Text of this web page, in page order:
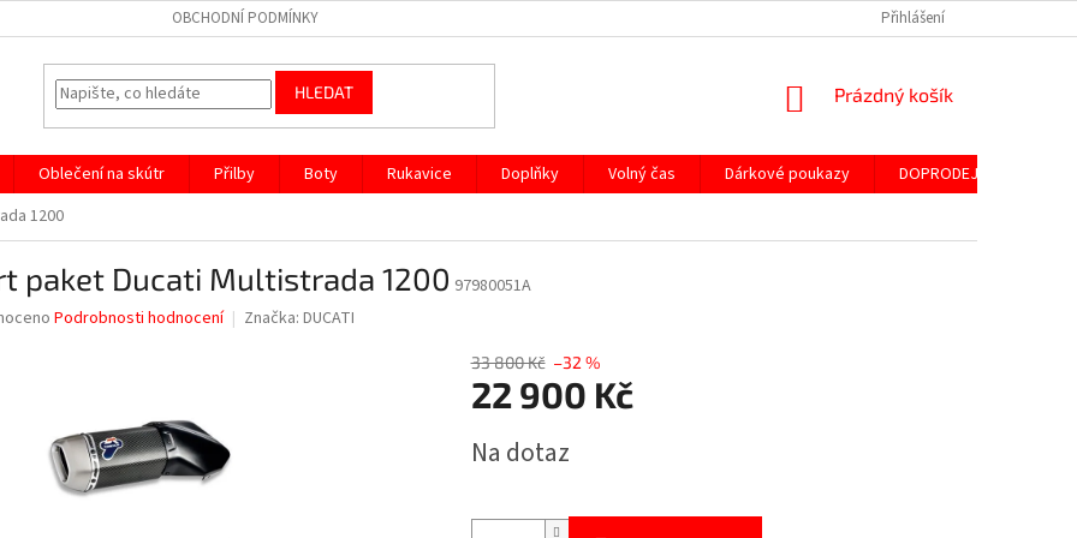
OBCHODNÍ PODMÍNKY Přihlášení
HLEDAT
NÁKUPNÍ
Prázdný košík
Oblečení na skútr Přilby Boty Rukavice Doplňky Volný čas Dárkové poukazy DOPRODEJ ND
1200
paket Ducati Multistrada 1200 97980051A
Podrobnosti hodnocení Značka: DUCATI
33 800 Kč –32 %
22 900 Kč
cena:
Na dotaz